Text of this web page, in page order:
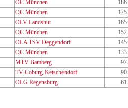
OC München
OC München
OLV Landshut
OC München
OLA TSV Deggendorf
OC München
MTV Bamberg
TV Coburg-Ketschendorf
OLG Regensburg